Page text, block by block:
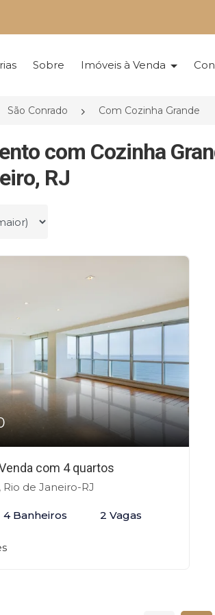
Sobre Imóveis à Venda
São Conrado Com Cozinha Grande
com Cozinha
RJ
com 4 quartos
Rio de Janeiro-RJ
4 Banheiros 2 Vagas